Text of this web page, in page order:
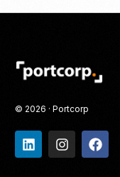
© 2026 · Portcorp